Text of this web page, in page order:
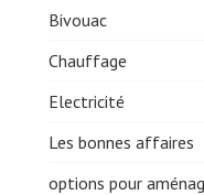
Bivouac
Chauffage
Electricité
Les bonnes affaires
options pour